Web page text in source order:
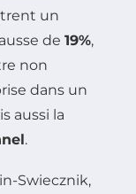
un
de 19%,
non
dans un
aussi la
.
Swiecznik,